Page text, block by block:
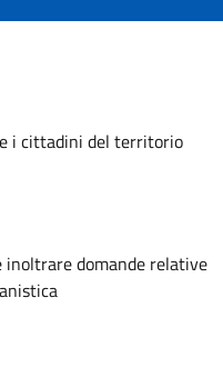
i cittadini del territorio
inoltrare domande relative